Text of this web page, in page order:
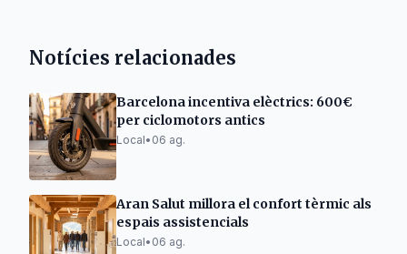
Notícies relacionades
Barcelona incentiva elèctrics: 600€
per ciclomotors antics
Local• 06 ag.
Aran Salut millora el confort tèrmic als
espais assistencials
Local• 06 ag.